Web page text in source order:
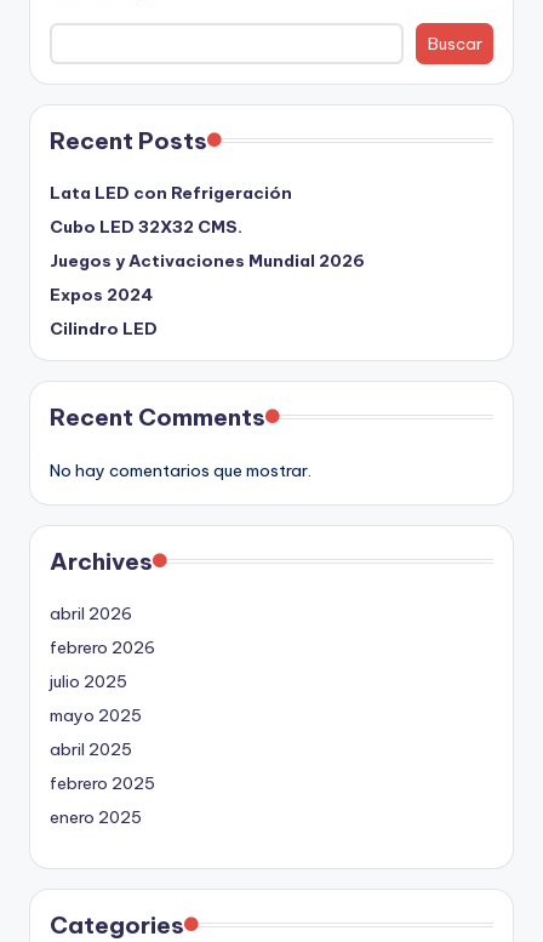
Buscar
Recent Posts
Lata LED con Refrigeración
Cubo LED 32X32 CMS.
Juegos y Activaciones Mundial 2026
Expos 2024
Cilindro LED
Recent Comments
No hay comentarios que mostrar.
Archives
abril 2026
febrero 2026
julio 2025
mayo 2025
abril 2025
febrero 2025
enero 2025
Categories